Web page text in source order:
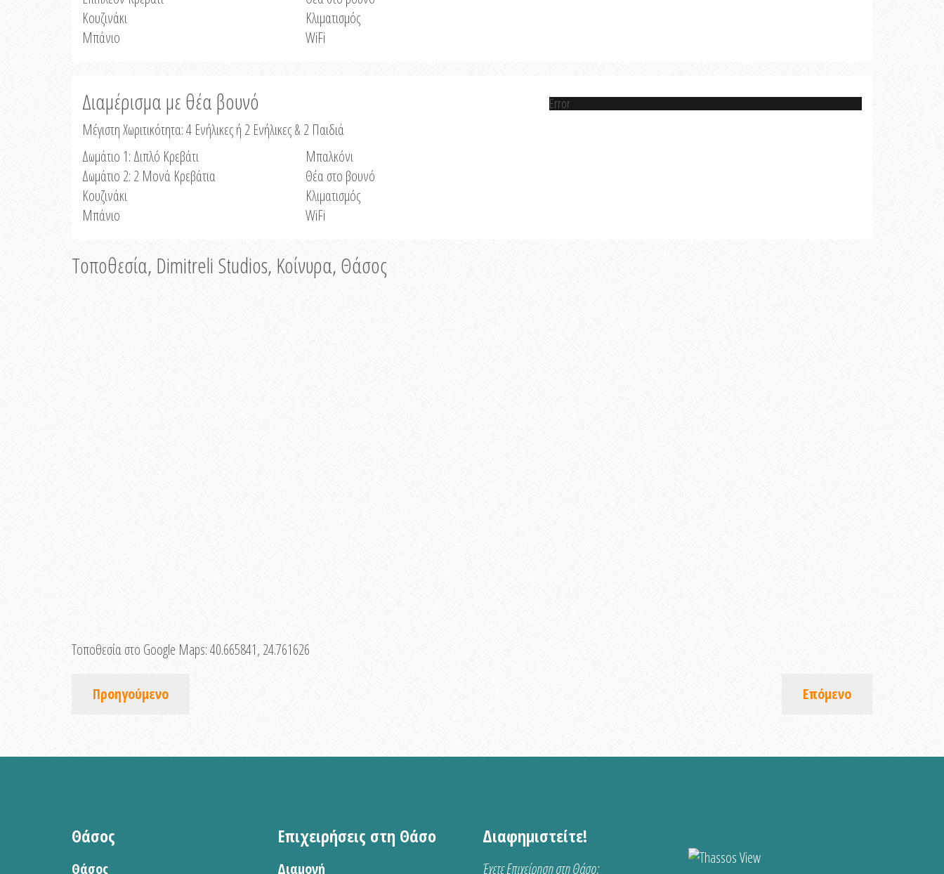
Κουζινάκι
Μπάνιο
Κλιματισμός
WiFi
Διαμέρισμα με θέα βουνό
Μέγιστη Χωριτικότητα: 4 Ενήλικες ή 2 Ενήλικες & 2 Παιδιά
Δωμάτιο 1: Διπλό Κρεβάτι
Δωμάτιο 2: 2 Μονά Κρεβάτια
Κουζινάκι
Μπάνιο
Μπαλκόνι
Θέα στο βουνό
Κλιματισμός
WiFi
Error
Τοποθεσία, Dimitreli Studios, Κοίνυρα, Θάσος
Τοποθεσία στο Google Maps:40.665841, 24.761626
Προηγούμενο Επόμενο
Θάσος
Θάσος
Επιχειρήσεις στη Θάσο
Διαμονή
Διαφημιστείτε!
Έχετε Επιχείρηση στη Θάσο;